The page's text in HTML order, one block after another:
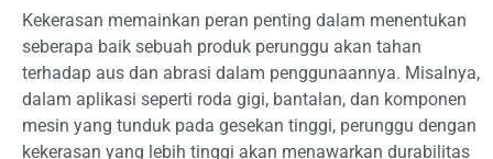
Kekerasan memainkan peran penting dalam menentukan
seberapa baik sebuah produk perunggu akan tahan
terhadap aus dan abrasi dalam penggunaannya. Misalnya,
dalam aplikasi seperti roda gigi, bantalan, dan komponen
mesin yang tunduk pada gesekan tinggi, perunggu dengan
kekerasan yang lebih tinggi akan menawarkan durabilitas